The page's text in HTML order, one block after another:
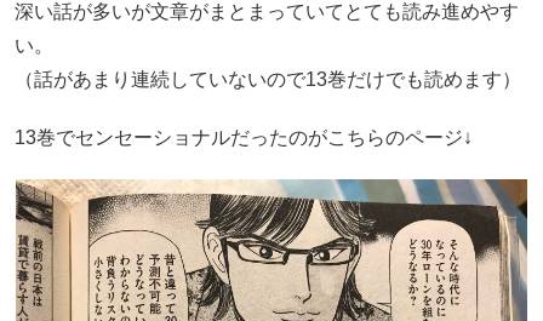
深い話が多いが文章がまとまっていてとても読み進めやす
い。
（話があまり連続していないので13巻だけでも読めます）
13巻でセンセーショナルだったのがこちらのページ↓